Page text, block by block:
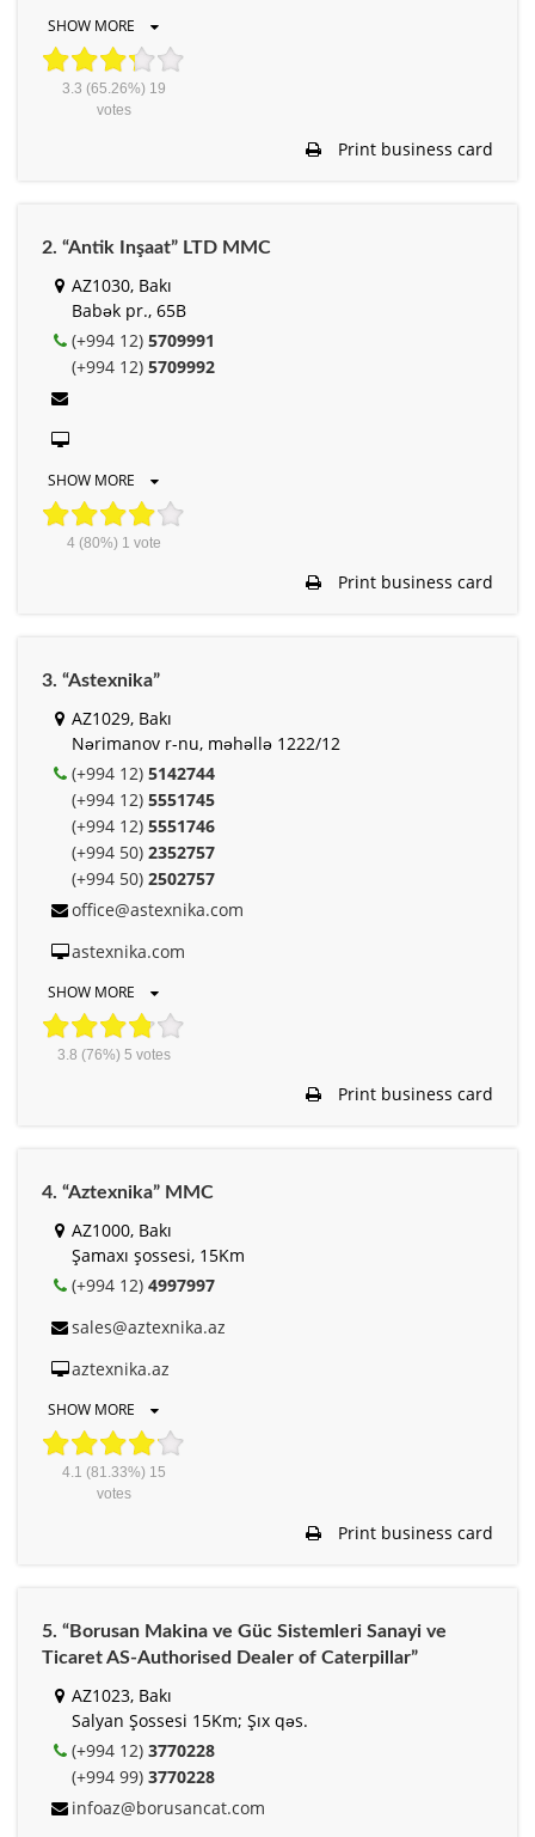
SHOW MORE
3.3 (65.26%) 19
votes
Print business card
2. “Antik Inşaat” LTD MMC
AZ1030, Bakı
Babək pr., 65B
(+994 12) 5709991
(+994 12) 5709992
SHOW MORE
4(80%) 1 vote
Print business card
3. “Astexnika”
AZ1029, Bakı
Nərimanov r-nu, məhəllə 1222/12
(+994 12) 5142744
(+994 12) 5551745
(+994 12) 5551746
(+994 50) 2352757
(+994 50) 2502757
office@astexnika.com
astexnika.com
SHOW MORE
3.8 (76%) 5 votes
Print business card
4. “Aztexnika” MMC
AZ1000, Bakı
Şamaxı şossesi, 15Km
(+994 12) 4997997
sales@aztexnika.az
aztexnika.az
SHOW MORE
4.1 (81.33%) 15
votes
Print business card
5. “Borusan Makina ve Güc Sistemleri Sanayi ve
Ticaret AS-Authorised Dealer of Caterpillar”
AZ1023, Bakı
Salyan Şossesi 15Km; Şıx qəs.
(+994 12) 3770228
(+994 99) 3770228
infoaz@borusancat.com